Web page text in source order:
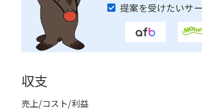
提案を受けたいサ
収支
売上/コスト/利益